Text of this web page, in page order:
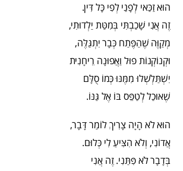
הוּא זַכַּאי לְפָנַי לְפִי כָּל דִּין.
זֶה אֲנִי שָׁכַבְתִּי בְּמִטַּת יַלְדוּתִי,
מְקַוֶּה שֶׁהַפֶּתַח כְּבָר יִתְגַּלֶּה,
וּקְנוֹקְנוֹת פוּל וַאֲפוּנָה רֵיחָנִית
יִשְׁתַּלְשְׁלוּ מִמֶּנּוּ כְּמוֹ סֻלָּם
שֶׁאוּכַל לְטַפֵּס בּוֹ אֶל גַּנּוֹ.
הוּא לֹא הָיָה צָרִיךְ לוֹמַר דָּבָר,
אֲדוֹנִי, וְלֹא הִצִּיעַ לִי כְּלוּם.
בְּדָבָר לֹא פִּתַּנִי. זֶה אֲנִי